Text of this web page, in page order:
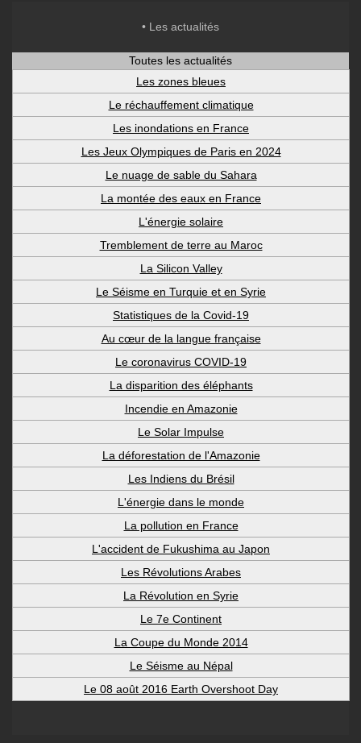
• Les actualités
Toutes les actualités
Les zones bleues
Le réchauffement climatique
Les inondations en France
Les Jeux Olympiques de Paris en 2024
Le nuage de sable du Sahara
La montée des eaux en France
L'énergie solaire
Tremblement de terre au Maroc
La Silicon Valley
Le Séisme en Turquie et en Syrie
Statistiques de la Covid-19
Au cœur de la langue française
Le coronavirus COVID-19
La disparition des éléphants
Incendie en Amazonie
Le Solar Impulse
La déforestation de l'Amazonie
Les Indiens du Brésil
L'énergie dans le monde
La pollution en France
L'accident de Fukushima au Japon
Les Révolutions Arabes
La Révolution en Syrie
Le 7e Continent
La Coupe du Monde 2014
Le Séisme au Népal
Le 08 août 2016 Earth Overshoot Day